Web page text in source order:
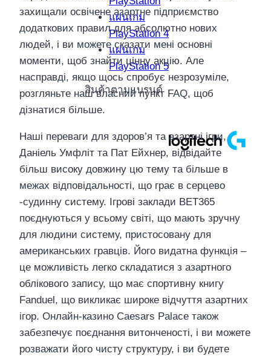
แผ่นเกม
PlayStation 4
แผ่นเกม
PlayStation 5
สินค้าตามแบรนด์
захищали освічене азартне підприємство
додаткових правил для абсолютно нових
людей, і ви можете сказати мені основні
моменти, щоб знайти цінну акцію. Але
насправді, якщо щось спробує незрозуміле,
розгляньте наш власний пункт FAQ, щоб
дізнатися більше.
Наші переваги для здоров’я та азартні ігри,
Даніель Умфліт та Пат Ейхнер, відвідайте
більш високу довжину цю тему та більше в
межах відповідальності, що грає в серцево
-судинну систему. Ігрові заклади BET365
поєднуються у всьому світі, що мають зручну
для людини систему, пристосовану для
американських гравців. Його видатна функція –
це можливість легко складатися з азартного
облікового запису, що має спортивну книгу
Fanduel, що викликає широке відчуття азартних
ігор. Онлайн-казино Caesars Palace також
забезпечує поєднання витонченості, і ви можете
розважати його чисту структуру, і ви будете